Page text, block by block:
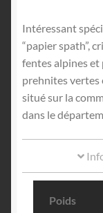
Intéressant
“papier spath”,
fentes alpines
prehnites vertes
situé sur la
dans le
Poids